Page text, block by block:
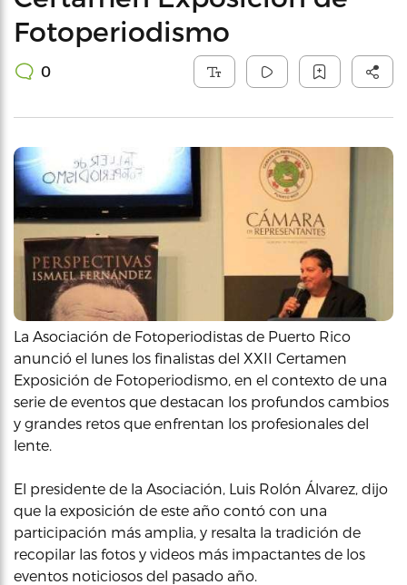
Fotoperiodismo
0
La Asociación de Fotoperiodistas de Puerto Rico
anunció el lunes los finalistas del XXII Certamen
Exposición de Fotoperiodismo, en el contexto de una
serie de eventos que destacan los profundos cambios
y grandes retos que enfrentan los profesionales del
lente.
El presidente de la Asociación, Luis Rolón Álvarez, dijo
que la exposición de este año contó con una
participación más amplia, y resalta la tradición de
recopilar las fotos y videos más impactantes de los
eventos noticiosos del pasado año.